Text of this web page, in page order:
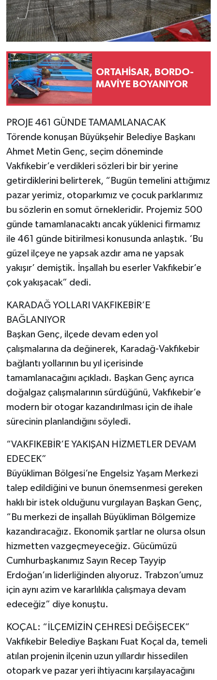
ORTAHİSAR, BORDO-
MAVİYE BOYANIYOR
PROJE 461 GÜNDE TAMAMLANACAK
Törende konuşan Büyükşehir Belediye Başkanı
Ahmet Metin Genç, seçim döneminde
Vakfıkebir’e verdikleri sözleri bir bir yerine
getirdiklerini belirterek, “Bugün temelini attığımız
pazar yerimiz, otoparkımız ve çocuk parklarımız
bu sözlerin en somut örnekleridir. Projemiz 500
günde tamamlanacaktı ancak yüklenici firmamız
ile 461 günde bitirilmesi konusunda anlaştık. ‘Bu
güzel ilçeye ne yapsak azdır ama ne yapsak
yakışır’ demiştik. İnşallah bu eserler Vakfıkebir’e
çok yakışacak” dedi.
KARADAĞ YOLLARI VAKFIKEBİR’E
BAĞLANIYOR
Başkan Genç, ilçede devam eden yol
çalışmalarına da değinerek, Karadağ-Vakfıkebir
bağlantı yollarının bu yıl içerisinde
tamamlanacağını açıkladı. Başkan Genç ayrıca
doğalgaz çalışmalarının sürdüğünü, Vakfıkebir’e
modern bir otogar kazandırılması için de ihale
sürecinin planlandığını söyledi.
“VAKFIKEBİR’E YAKIŞAN HİZMETLER DEVAM
EDECEK”
Büyükliman Bölgesi’ne Engelsiz Yaşam Merkezi
talep edildiğini ve bunun önemsenmesi gereken
haklı bir istek olduğunu vurgılayan Başkan Genç,
“Bu merkezi de inşallah Büyükliman Bölgemize
kazandıracağız. Ekonomik şartlar ne olursa olsun
hizmetten vazgeçmeyeceğiz. Gücümüzü
Cumhurbaşkanımız Sayın Recep Tayyip
Erdoğan’ın liderliğinden alıyoruz. Trabzon’umuz
için aynı azim ve kararlılıkla çalışmaya devam
edeceğiz” diye konuştu.
KOÇAL: “İLÇEMİZİN ÇEHRESİ DEĞİŞECEK”
Vakfıkebir Belediye Başkanı Fuat Koçal da, temeli
atılan projenin ilçenin uzun yıllardır hissedilen
otopark ve pazar yeri ihtiyacını karşılayacağını